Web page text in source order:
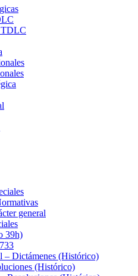
TDLC
general
39h)
– Dictámenes (Histórico)
(Histórico)